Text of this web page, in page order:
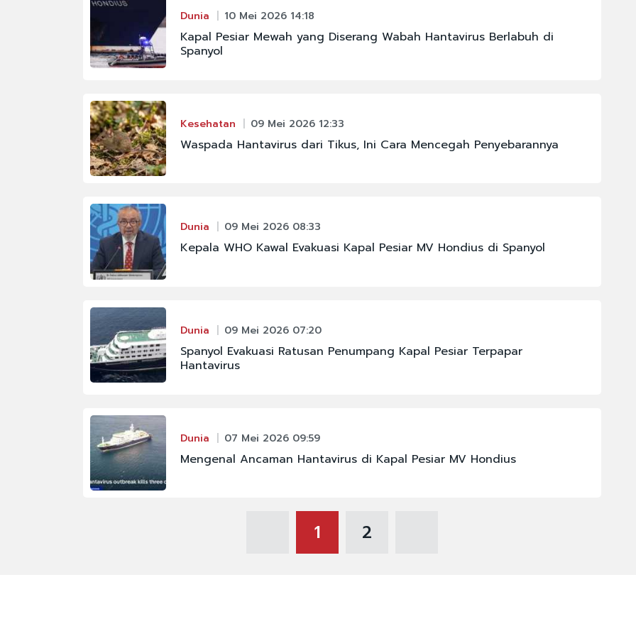
Dunia 10 Mei 2026 14:18
Kapal Pesiar Mewah yang Diserang Wabah Hantavirus Berlabuh di
Spanyol
Kesehatan 09 Mei 2026 12:33
Waspada Hantavirus dari Tikus, Ini Cara Mencegah Penyebarannya
Dunia 09 Mei 2026 08:33
Kepala WHO Kawal Evakuasi Kapal Pesiar MV Hondius di Spanyol
Dunia 09 Mei 2026 07:20
Spanyol Evakuasi Ratusan Penumpang Kapal Pesiar Terpapar
Hantavirus
Dunia 07 Mei 2026 09:59
Mengenal Ancaman Hantavirus di Kapal Pesiar MV Hondius
1 2